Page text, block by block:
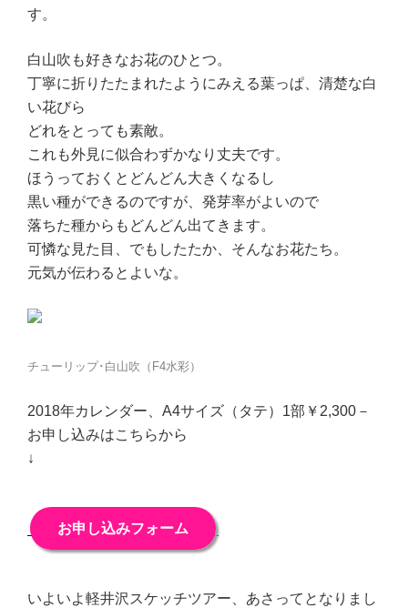
す。
白山吹も好きなお花のひとつ。
丁寧に折りたたまれたようにみえる葉っぱ、清楚な白
い花びら
どれをとっても素敵。
これも外見に似合わずかなり丈夫です。
ほうっておくとどんどん大きくなるし
黒い種ができるのですが、発芽率がよいので
落ちた種からもどんどん出てきます。
可憐な見た目、でもしたたか、そんなお花たち。
元気が伝わるとよいな。
チューリップ･白山吹（F4水彩）
2018年カレンダー、A4サイズ（タテ）1部￥2,300－
お申し込みはこちらから
↓
お申し込みフォーム
いよいよ軽井沢スケッチツアー、あさってとなりまし